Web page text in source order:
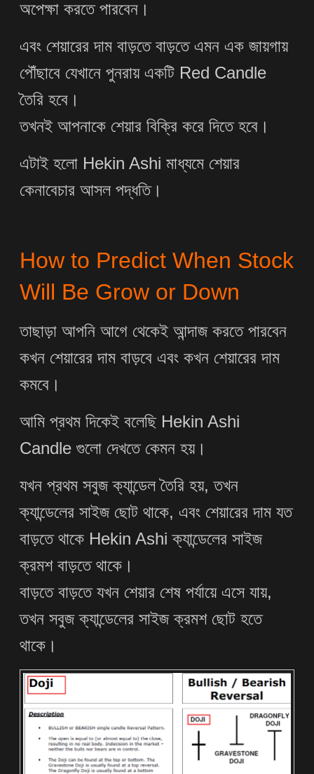
অপেক্ষা করতে পারবেন।
এবং শেয়ারের দাম বাড়তে বাড়তে এমন এক জায়গায়
পৌঁছাবে যেখানে পুনরায় একটি Red Candle
তৈরি হবে।
তখনই আপনাকে শেয়ার বিক্রি করে দিতে হবে।
এটাই হলো Hekin Ashi মাধ্যমে শেয়ার
কেনাবেচার আসল পদ্ধতি।
How to Predict When Stock
Will Be Grow or Down
তাছাড়া আপনি আগে থেকেই আন্দাজ করতে পারবেন
কখন শেয়ারের দাম বাড়বে এবং কখন শেয়ারের দাম
কমবে।
আমি প্রথম দিকেই বলেছি Hekin Ashi
Candle গুলো দেখতে কেমন হয়।
যখন প্রথম সবুজ ক্যান্ডেল তৈরি হয়, তখন
ক্যান্ডেলের সাইজ ছোট থাকে, এবং শেয়ারের দাম যত
বাড়তে থাকে Hekin Ashi ক্যান্ডেলের সাইজ
ক্রমশ বাড়তে থাকে।
বাড়তে বাড়তে যখন শেয়ার শেষ পর্যায়ে এসে যায়,
তখন সবুজ ক্যান্ডেলের সাইজ ক্রমশ ছোট হতে
থাকে।